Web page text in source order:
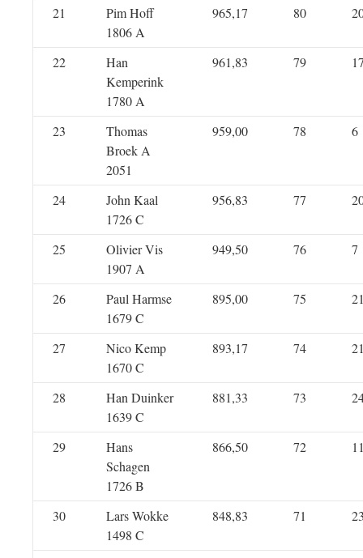
21
Pim Hoff
1806 A
965,17 80
22
Han
Kemperink
1780 A
961,83 79
23
Thomas
Broek A
2051
959,00 78 6
24
John Kaal
1726 C
956,83 77
25
Olivier Vis
1907 A
949,50 76 7
26
Paul Harmse
1679 C
895,00 75
27
Nico Kemp
1670 C
893,17 74
28
Han Duinker
1639 C
881,33 73
29
Hans
Schagen
1726 B
866,50 72
30
Lars Wokke
1498 C
848,83 71